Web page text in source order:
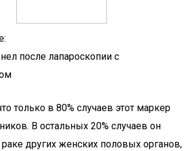
после лапароскопии с
только в 80% случаев этот маркер
В остальных 20% случаев он
раке других женских половых органов,